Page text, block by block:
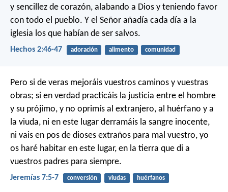
y sencillez de corazón, alabando a Dios y teniendo favor
con todo el pueblo. Y el Señor añadía cada día a la
iglesia los que habían de ser salvos.
Hechos 2:46-47 adoración alimento comunidad
Pero si de veras mejoráis vuestros caminos y vuestras
obras; si en verdad practicáis la justicia entre el hombre
y su prójimo, y no oprimís al extranjero, al huérfano y a
la viuda, ni en este lugar derramáis la sangre inocente,
ni vais en pos de dioses extraños para mal vuestro, yo
os haré habitar en este lugar, en la tierra que di a
vuestros padres para siempre.
Jeremías 7:5-7 conversión viudas huérfanos